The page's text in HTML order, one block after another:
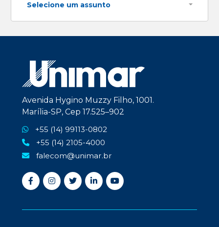
Selecione um assunto
Avenida Hygino Muzzy Filho, 1001.
Marília-SP, Cep 17.525–902
+55 (14) 99113-0802
+55 (14) 2105-4000
falecom@unimar.br